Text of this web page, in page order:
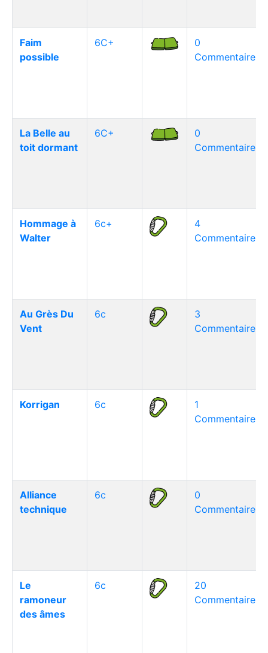
Faim
possible
6C+
0
Commentaire(s)
La Belle au
toit dormant
6C+
0
Commentaire(s)
Hommage à
Walter
6c+
4
Commentaire(s)
Au Grès Du
Vent
6c
3
Commentaire(s)
Korrigan 6c
1
Commentaire(s)
Alliance
technique
6c
0
Commentaire(s)
Le
ramoneur
des âmes
6c
20
Commentaire(s)